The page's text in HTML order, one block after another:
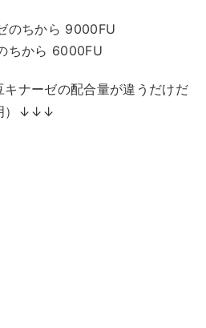
のちから 9000FU
ちから 6000FU
ナーゼの配合量が違うだけだ
）↓↓↓